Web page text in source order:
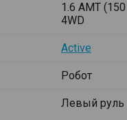
1.6 AMT (150
4WD
Active
Робот
Левый руль